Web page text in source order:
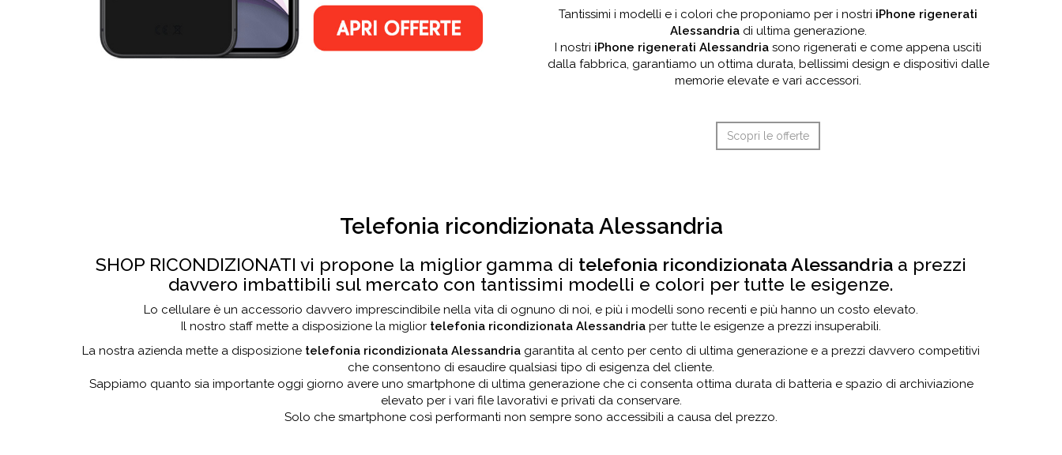
Tantissimi i modelli e i colori che proponiamo per i nostri iPhone rigenerati
Alessandriadi ultima generazione.
I nostri iPhone rigenerati Alessandria sono rigenerati e come appena usciti
dalla fabbrica, garantiamo un ottima durata, bellissimi design e dispositivi dalle
memorie elevate e vari accessori.
Scopri le offerte
Telefonia ricondizionata Alessandria
SHOP RICONDIZIONATI vi propone la miglior gamma di telefonia ricondizionata Alessandria a prezzi
davvero imbattibili sul mercato con tantissimi modelli e colori per tutte le esigenze.
Lo cellulare è un accessorio davvero imprescindibile nella vita di ognuno di noi, e più i modelli sono recenti e più hanno un costo elevato.
Il nostro staff mette a disposizione la miglior telefonia ricondizionata Alessandria per tutte le esigenze a prezzi insuperabili.
La nostra azienda mette a disposizione telefonia ricondizionata Alessandria garantita al cento per cento di ultima generazione e a prezzi davvero competitivi
che consentono di esaudire qualsiasi tipo di esigenza del cliente.
Sappiamo quanto sia importante oggi giorno avere uno smartphone di ultima generazione che ci consenta ottima durata di batteria e spazio di archiviazione
elevato per i vari file lavorativi e privati da conservare.
Solo che smartphone così performanti non sempre sono accessibili a causa del prezzo.